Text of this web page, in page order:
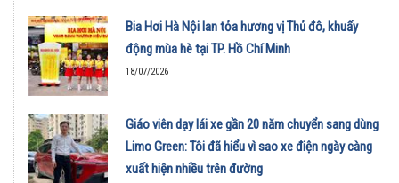
Bia Hơi Hà Nội lan tỏa hương vị Thủ đô, khuấy
động mùa hè tại TP. Hồ Chí Minh
18/07/2026
Giáo viên dạy lái xe gần 20 năm chuyển sang dùng
Limo Green: Tôi đã hiểu vì sao xe điện ngày càng
xuất hiện nhiều trên đường